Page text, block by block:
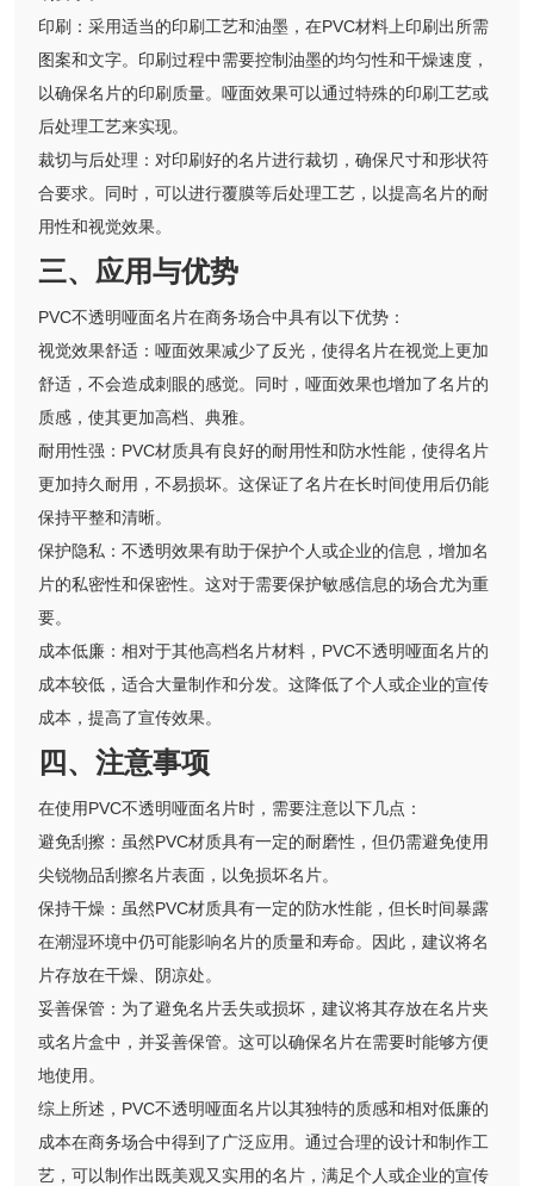
印刷：采用适当的印刷工艺和油墨，在PVC材料上印刷出所需
图案和文字。印刷过程中需要控制油墨的均匀性和干燥速度，
以确保名片的印刷质量。哑面效果可以通过特殊的印刷工艺或
后处理工艺来实现。
裁切与后处理：对印刷好的名片进行裁切，确保尺寸和形状符
合要求。同时，可以进行覆膜等后处理工艺，以提高名片的耐
用性和视觉效果。
三、应用与优势
PVC不透明哑面名片在商务场合中具有以下优势：
视觉效果舒适：哑面效果减少了反光，使得名片在视觉上更加
舒适，不会造成刺眼的感觉。同时，哑面效果也增加了名片的
质感，使其更加高档、典雅。
耐用性强：PVC材质具有良好的耐用性和防水性能，使得名片
更加持久耐用，不易损坏。这保证了名片在长时间使用后仍能
保持平整和清晰。
保护隐私：不透明效果有助于保护个人或企业的信息，增加名
片的私密性和保密性。这对于需要保护敏感信息的场合尤为重
要。
成本低廉：相对于其他高档名片材料，PVC不透明哑面名片的
成本较低，适合大量制作和分发。这降低了个人或企业的宣传
成本，提高了宣传效果。
四、注意事项
在使用PVC不透明哑面名片时，需要注意以下几点：
避免刮擦：虽然PVC材质具有一定的耐磨性，但仍需避免使用
尖锐物品刮擦名片表面，以免损坏名片。
保持干燥：虽然PVC材质具有一定的防水性能，但长时间暴露
在潮湿环境中仍可能影响名片的质量和寿命。因此，建议将名
片存放在干燥、阴凉处。
妥善保管：为了避免名片丢失或损坏，建议将其存放在名片夹
或名片盒中，并妥善保管。这可以确保名片在需要时能够方便
地使用。
综上所述，PVC不透明哑面名片以其独特的质感和相对低廉的
成本在商务场合中得到了广泛应用。通过合理的设计和制作工
艺，可以制作出既美观又实用的名片，满足个人或企业的宣传